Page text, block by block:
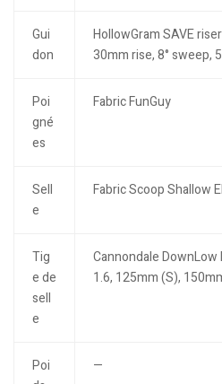
Gui
don
HollowGram SAVE
30mm rise, 8° sweep,
Poi
gné
es
Fabric FunGuy
Sell
e
Fabric Scoop Shallow
Tig
e de
sell
e
Cannondale
1.6, 125mm (S),
Poi
—